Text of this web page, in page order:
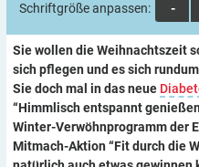
Schriftgröße anpassen:
A
Sie wollen die Weihnachtszeit
sich pflegen und es sich
Sie doch mal in das neue
“Himmlisch entspannt
Winter-Verwöhnprogramm der
Mitmach-Aktion “Fit durch die